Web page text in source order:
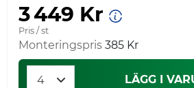
3 449 Kr
Pris / st
Monteringspris 385 Kr
LÄGG I